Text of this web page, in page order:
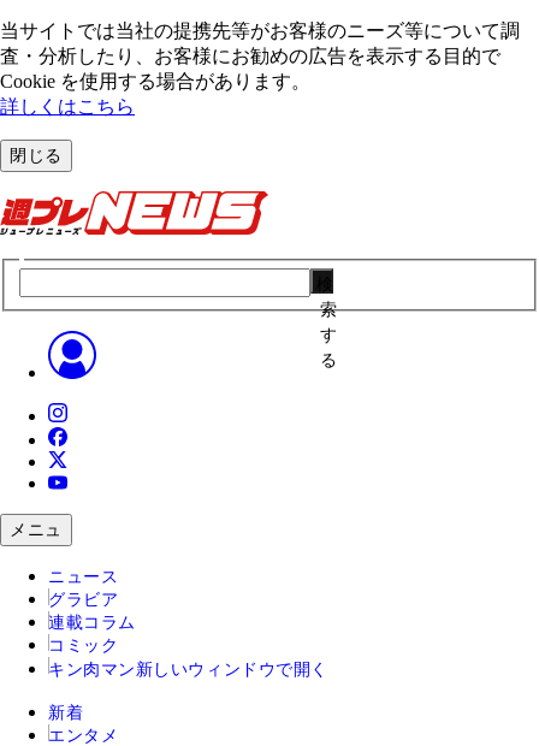
当サイトでは当社の提携先等がお客様のニーズ等について調
査・分析したり、お客様にお勧めの広告を表⽰する⽬的で
Cookie を使⽤する場合があります。
詳しくはこちら
閉じる
索
す
る
メニュ
ニュース
グラビア
連載コラム
コミック
キン肉マン 新しいウィンドウで開く
新着
エンタメ